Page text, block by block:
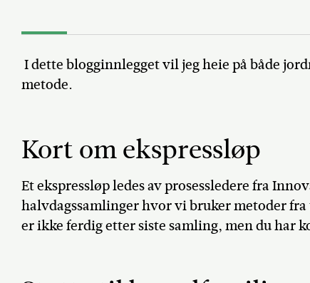
I dette blogginnlegget vil jeg heie på både
metode.
Kort om ekspressløp
Et ekspressløp ledes av prosessledere fra
halvdagssamlinger hvor vi bruker metoder
er ikke ferdig etter siste samling, men du har